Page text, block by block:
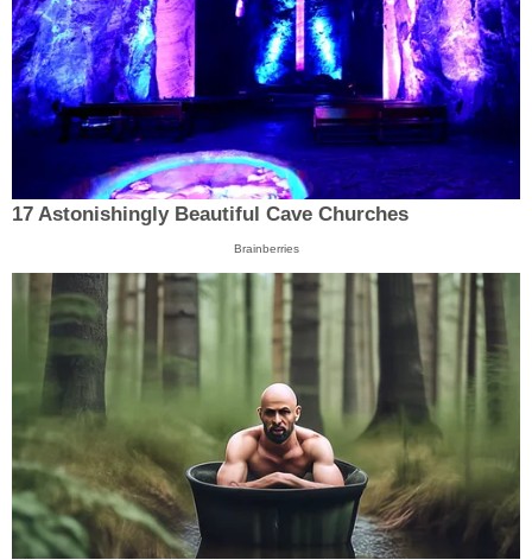
17 Astonishingly Beautiful Cave Churches
Brainberries